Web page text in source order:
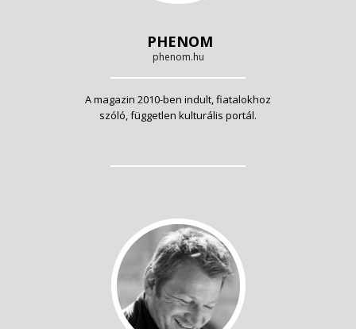
PHENOM
phenom.hu
A magazin 2010-ben indult, fiatalokhoz
szóló, független kulturális portál.